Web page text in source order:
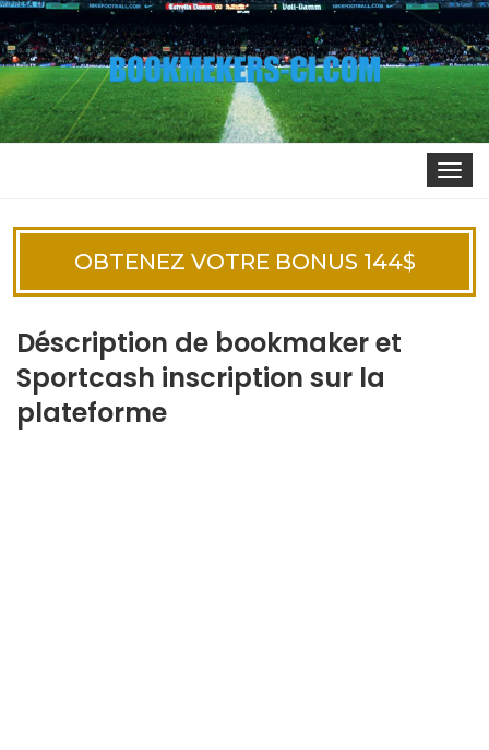
OBTENEZ VOTRE BONUS 144$
Déscription de bookmaker et
Sportcash inscription sur la
plateforme